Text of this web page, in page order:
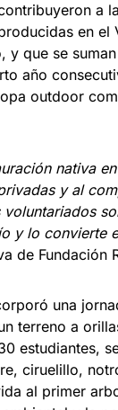
a
en
y que se
año
outdoor
nativa
y al
y lo convierte
de Fundación
una
terreno a
estudiantes,
ciruelillo,
al primer